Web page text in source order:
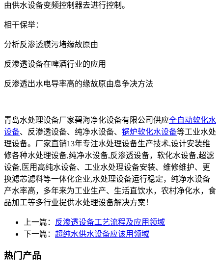
由供水设备变频控制器去进行控制。
相干保举：
分析反渗透膜污堵缘故原由
反渗透设备在啤酒行业的应用
反渗透出水电导率高的缘故原由息争决方法
青岛水处理设备厂家碧海净化设备有限公司供应全自动软化水
设备、反渗透设备、纯净水设备、 锅炉软化水设备等工业水处
理设备。厂家直销13年专注水处理设备生产技术,设计安装维
修各种水处理设备,纯净水设备,反渗透设备，软化水设备,超滤
设备,医用高纯水设备、工业水处理设备安装、维修维护、更
换滤芯滤料等一体化企业,水处理设备运行稳定，纯净水设备
产水率高，多年来为工业生产、生活直饮水，农村净化水，食
品加工等多行业提供水处理设备解决方案！
上一篇：
反渗透设备工艺流程及应用领域
下一篇： 超纯水供水设备应该用领域
热门产品